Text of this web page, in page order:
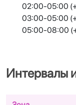
02:00-05:00
03:00-05:00
05:00-08:00
Интервалы